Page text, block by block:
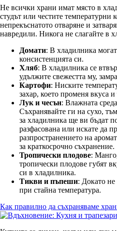
Не всички храни имат място в
студът или честите температурни
непрекъснатото отваряне и
навредили. Никога не слагайте в
Домати: В хладилника
консистенцията си.
Хляб: В хладилника се
удължите свежестта му,
Картофи: Ниските
захар, което променя вкуса
Лук и чесън: Влажната
Съхранявайте ги на сухо,
за хладилника ще ви бъдат
разфасована или искате да
разпространението на
за краткосрочно съхранение.
Тропически плодове:
тропически плодове губят
си в хладилника.
Тикви и пъпеши: Докато не
при стайна температура.
Как правилно да съхраняваме